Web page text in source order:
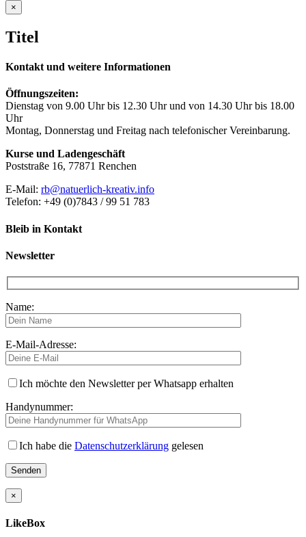
Close
product
view
×
Titel
Kontakt und weitere Informationen
Öffnungszeiten:
Dienstag von 9.00 Uhr bis 12.30 Uhr und von 14.30 Uhr bis 18.00
Uhr
Montag, Donnerstag und Freitag nach telefonischer Vereinbarung.
Kurse und Ladengeschäft
Poststraße 16, 77871 Renchen
E-Mail: rb@natuerlich-kreativ.info
Telefon: +49 (0)7843 / 99 51 783
Bleib in Kontakt
Newsletter
Name:
E-Mail-Adresse:
Ich möchte den Newsletter per Whatsapp erhalten
Handynummer:
Ich habe die Datenschutzerklärung gelesen
×
LikeBox